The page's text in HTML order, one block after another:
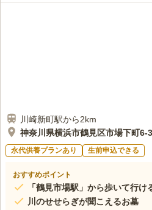
川崎新町駅から2km
神奈川県横浜市鶴見区市場下町6-
永代供養プランあり 生前申込できる
おすすめポイント
「鶴見市場駅」から歩いて行け
川のせせらぎが聞こえるお墓